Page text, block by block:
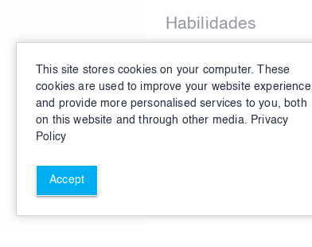
Habilidades
•Uso de aplicativos
•Boa direção
This site stores cookies on your computer. These
cookies are used to improve your website experience
and provide more personalised services to you, both
on this website and through other media. Privacy
Policy
Accept